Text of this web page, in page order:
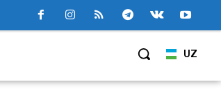
UZ